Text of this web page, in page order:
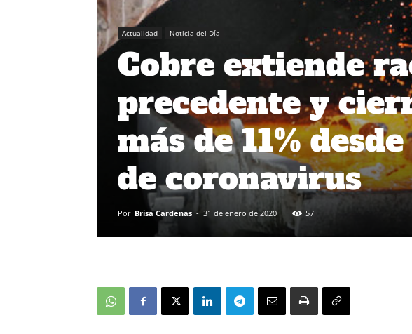
Actualidad Noticia del Día
Cobre extiende
precedente y
más de 11%
de coronavirus
Por Brisa Cardenas - 31 de enero de 2020 57